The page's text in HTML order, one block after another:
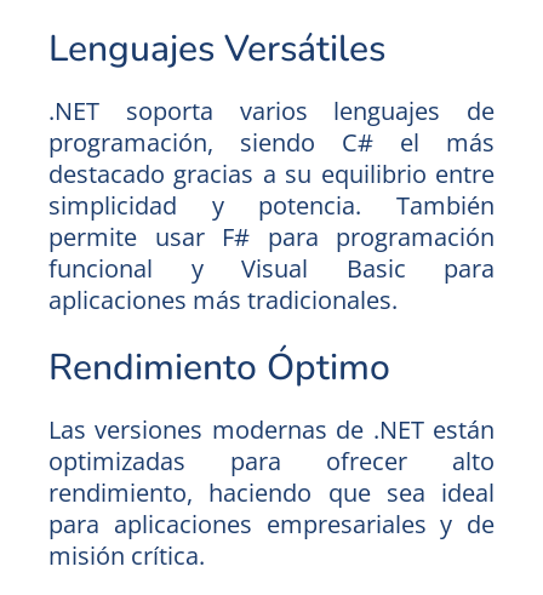
Lenguajes Versátiles
.NET soporta varios lenguajes de
programación, siendo C# el más
destacado gracias a su equilibrio entre
simplicidad y potencia. También
permite usar F# para programación
funcional y Visual Basic para
aplicaciones más tradicionales.
Rendimiento Óptimo
Las versiones modernas de .NET están
optimizadas para ofrecer alto
rendimiento, haciendo que sea ideal
para aplicaciones empresariales y de
misión crítica.